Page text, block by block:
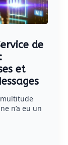
de
et
multitude
n’a eu un